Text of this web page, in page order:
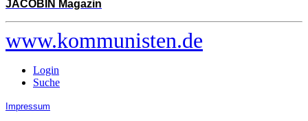
JACOBIN Magazin
www.kommunisten.de
Login
Suche
Impressum